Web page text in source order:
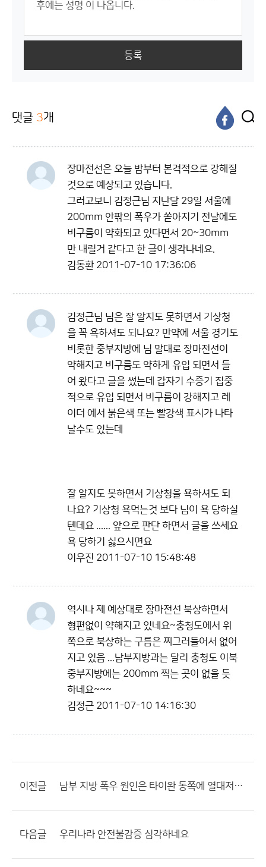
등록
댓글 3개
장마전선은 오늘 밤부터 본격적으로 강해질
것으로 예상되고 있습니다.
그러고보니 김정근님 지난달 29일 서울에
200mm 안팎의 폭우가 쏟아지기 전날에도
비구름이 약화되고 있다면서 20~30mm
만 내릴거 같다고 한 글이 생각나네요.
김동환 2011-07-10 17:36:06
김정근님 님은 잘 알지도 못하면서 기상청
을 꼭 욕하셔도 되나요? 만약에 서울 경기도
비롯한 중부지방에 님 말대로 장마전선이
약해지고 비구름도 약하게 유입 되면서 들
어 왔다고 글을 썼는데 갑자기 수증기 집중
적으로 유입 되면서 비구름이 강해지고 레
이더 에서 붉은색 또는 빨강색 표시가 나타
날수도 있는데
잘 알지도 못하면서 기상청을 욕하셔도 되
나요? 기상청 욕먹는것 보다 님이 욕 당하실
텐데요 ...... 앞으로 판단 하면서 글을 쓰세요
욕 당하기 싫으시면요
이우진 2011-07-10 15:48:48
역시나 제 예상대로 장마전선 북상하면서
형편없이 약해지고 있네요~충청도에서 위
쪽으로 북상하는 구름은 찌그러들어서 없어
지고 있음 ...남부지방과는 달리 충청도 이북
중부지방에는 200mm 찍는 곳이 없을 듯
하네요~~~
김정근 2011-07-10 14:16:30
이전글 남부 지방 폭우 원인은 타이완 동쪽에 열대저압부
다음글 우리나라 안전불감증 심각하네요